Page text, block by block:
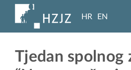
HR EN
Tjedan spolnog